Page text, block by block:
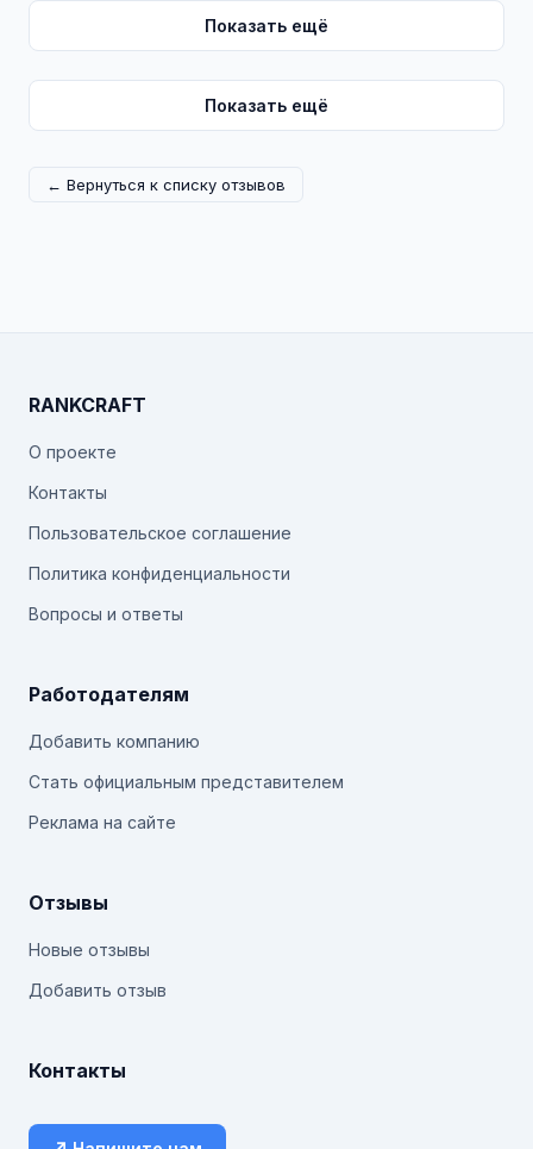
Показать ещё
Показать ещё
← Вернуться к списку отзывов
RANKCRAFT
О проекте
Контакты
Пользовательское соглашение
Политика конфиденциальности
Вопросы и ответы
Работодателям
Добавить компанию
Стать официальным представителем
Реклама на сайте
Отзывы
Новые отзывы
Добавить отзыв
Контакты